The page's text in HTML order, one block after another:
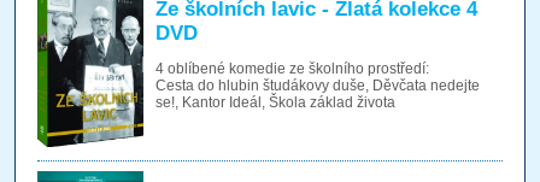
Ze školních lavic - Zlatá kolekce 4
DVD
4 oblíbené komedie ze školního prostředí:
Cesta do hlubin študákovy duše, Děvčata nedejte
se!, Kantor Ideál, Škola základ života